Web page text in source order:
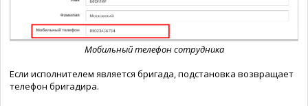
Мобильный телефон сотрудника
Если исполнителем является бригада, подстановка возвращает
телефон бригадира.